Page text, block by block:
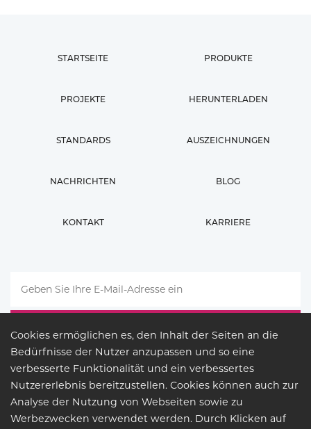
STARTSEITE PRODUKTE
PROJEKTE HERUNTERLADEN
STANDARDS AUSZEICHNUNGEN
NACHRICHTEN BLOG
KONTAKT KARRIERE
Cookies ermöglichen es, den Inhalt der Seiten an die
Bedürfnisse der Nutzer anzupassen und so eine
verbesserte Funktionalität und ein verbessertes
Nutzererlebnis bereitzustellen. Cookies können auch zur
Analyse der Nutzung von Webseiten sowie zu
Werbezwecken verwendet werden. Durch Klicken auf